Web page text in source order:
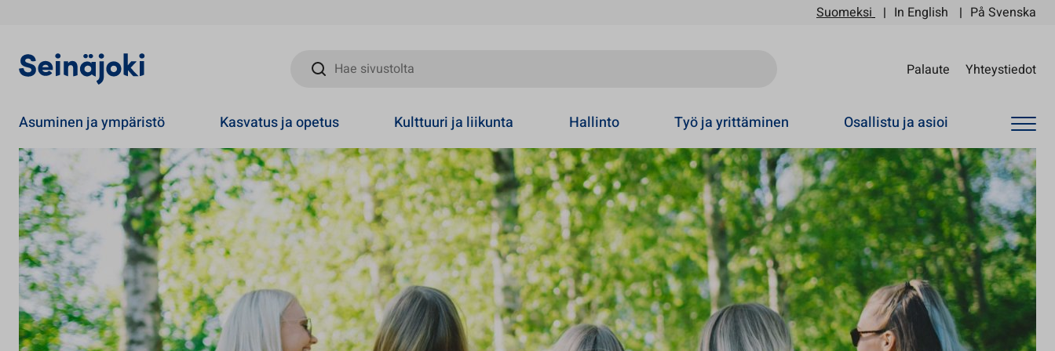
Suomeksi In English På Svenska
Hae sivustolta
Palaute Yhteystiedot
Asuminen ja ympäristö Kasvatus ja opetus Kulttuuri ja liikunta Hallinto Työ ja yrittäminen Osallistu ja asioi